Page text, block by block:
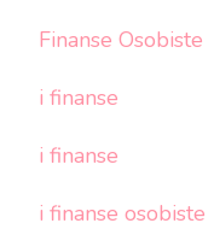
Finanse Osobiste
i finanse
i finanse
i finanse osobiste